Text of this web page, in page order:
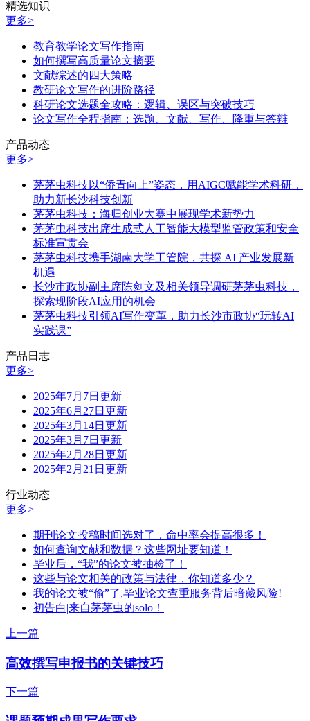
精选知识
更多>
教育教学论文写作指南
如何撰写高质量论文摘要
文献综述的四大策略
教研论文写作的进阶路径
科研论文选题全攻略：逻辑、误区与突破技巧
论文写作全程指南：选题、文献、写作、降重与答辩
产品动态
更多>
茅茅虫科技以“侨青向上”姿态，用AIGC赋能学术科研，
助力新长沙科技创新
茅茅虫科技：海归创业大赛中展现学术新势力
茅茅虫科技出席生成式人工智能大模型监管政策和安全
标准宣贯会
茅茅虫科技携手湖南大学工管院，共探 AI 产业发展新
机遇
长沙市政协副主席陈剑文及相关领导调研茅茅虫科技，
探索现阶段AI应用的机会
茅茅虫科技引领AI写作变革，助力长沙市政协“玩转AI
实践课”
产品日志
更多>
2025年7月7日更新
2025年6月27日更新
2025年3月14日更新
2025年3月7日更新
2025年2月28日更新
2025年2月21日更新
行业动态
更多>
期刊论文投稿时间选对了，命中率会提高很多！
如何查询文献和数据？这些网址要知道！
毕业后，“我”的论文被抽检了！
这些与论文相关的政策与法律，你知道多少？
我的论文被“偷”了,毕业论文查重服务背后暗藏风险!
初告白|来自茅茅虫的solo！
上一篇
高效撰写申报书的关键技巧
下一篇